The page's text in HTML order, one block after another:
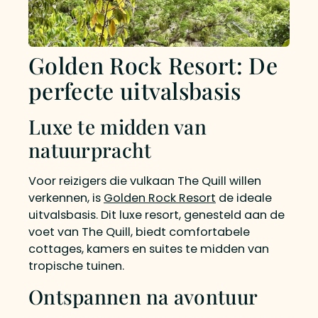
Golden Rock Resort: De
perfecte uitvalsbasis
Luxe te midden van
natuurpracht
Voor reizigers die vulkaan The Quill willen
verkennen, is Golden Rock Resort de ideale
uitvalsbasis. Dit luxe resort, genesteld aan de
voet van The Quill, biedt comfortabele
cottages, kamers en suites te midden van
tropische tuinen.
Ontspannen na avontuur